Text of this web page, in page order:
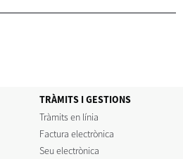
TRÀMITS I GESTIONS
Tràmits en línia
Factura electrònica
Seu electrònica